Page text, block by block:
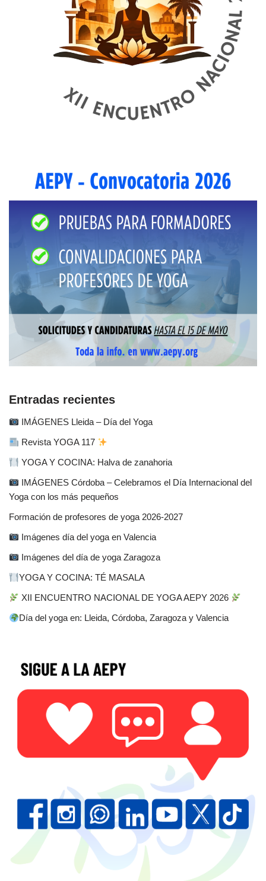
Entradas recientes
IMÁGENES Lleida – Día del Yoga
Revista YOGA 117
YOGA Y COCINA: Halva de zanahoria
IMÁGENES Córdoba – Celebramos el Día Internacional del
Yoga con los más pequeños
Formación de profesores de yoga 2026-2027
Imágenes día del yoga en Valencia
Imágenes del día de yoga Zaragoza
YOGA Y COCINA: TÉ MASALA
XII ENCUENTRO NACIONAL DE YOGA AEPY 2026
Día del yoga en: Lleida, Córdoba, Zaragoza y Valencia